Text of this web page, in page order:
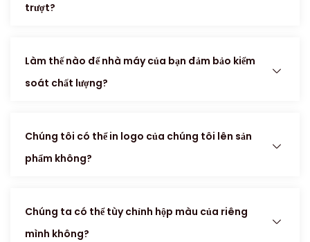
trượt?
Làm thế nào để nhà máy của bạn đảm bảo kiểm
soát chất lượng?
Chúng tôi có thể in logo của chúng tôi lên sản
phẩm không?
Chúng ta có thể tùy chỉnh hộp màu của riêng
mình không?